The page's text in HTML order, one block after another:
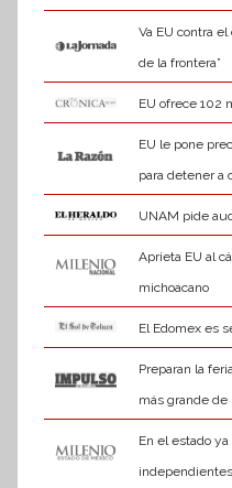
Va EU contra
de la frontera”
EU ofrece 102
EU le pone
para detener a
UNAM pide
Aprieta EU al
michoacano
El Edomex es
Preparan la
más grande de
En el estado
independientes